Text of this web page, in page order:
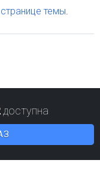
темы.
доступна